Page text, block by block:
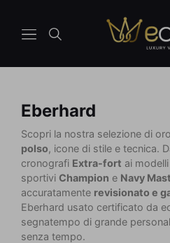
Eberhard
Scopri la nostra selezione di
polso, icone di stile e tecnica.
cronografi Extra-fort ai modelli
sportivi Champion e Navy
accuratamente revisionato e
Eberhard usato certificato da
segnatempo di grande
senza tempo.